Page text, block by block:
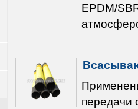
EPDM/
передачи